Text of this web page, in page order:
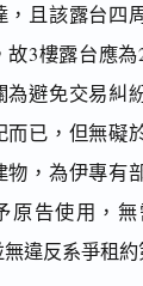
，且該露台四
故3樓露台應
為避免交易糾
而已，但無礙
物，為伊專有
原告使用，
違反系爭租約